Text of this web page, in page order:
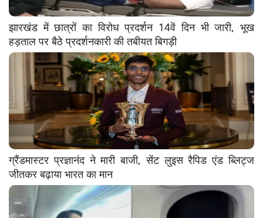
झारखंड में छात्रों का विरोध प्रदर्शन 14वें दिन भी जारी, भूख
हड़ताल पर बैठे प्रदर्शनकारी की तबीयत बिगड़ी
ग्रैंडमास्टर प्रज्ञानंद ने मारी बाजी, सेंट लुइस रैपिड एंड ब्लिट्ज
जीतकर बढ़ाया भारत का मान